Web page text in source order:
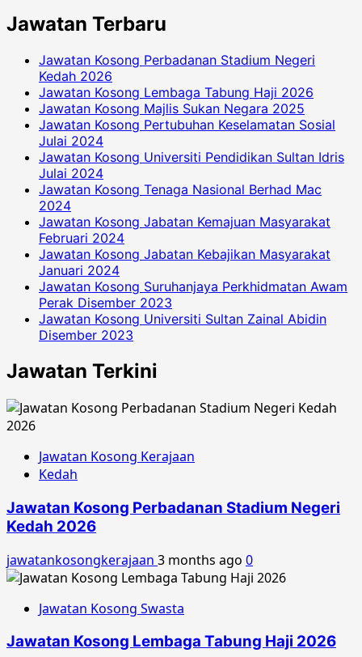
Jawatan Terbaru
Jawatan Kosong Perbadanan Stadium Negeri
Kedah 2026
Jawatan Kosong Lembaga Tabung Haji 2026
Jawatan Kosong Majlis Sukan Negara 2025
Jawatan Kosong Pertubuhan Keselamatan Sosial
Julai 2024
Jawatan Kosong Universiti Pendidikan Sultan Idris
Julai 2024
Jawatan Kosong Tenaga Nasional Berhad Mac
2024
Jawatan Kosong Jabatan Kemajuan Masyarakat
Februari 2024
Jawatan Kosong Jabatan Kebajikan Masyarakat
Januari 2024
Jawatan Kosong Suruhanjaya Perkhidmatan Awam
Perak Disember 2023
Jawatan Kosong Universiti Sultan Zainal Abidin
Disember 2023
Jawatan Terkini
Jawatan Kosong Kerajaan
Kedah
Jawatan Kosong Perbadanan Stadium Negeri
Kedah 2026
jawatankosongkerajaan 3 months ago 0
Jawatan Kosong Swasta
Jawatan Kosong Lembaga Tabung Haji 2026